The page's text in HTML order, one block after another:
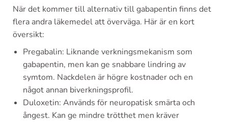
När det kommer till alternativ till gabapentin finns det
flera andra läkemedel att överväga. Här är en kort
översikt:
Pregabalin: Liknande verkningsmekanism som
gabapentin, men kan ge snabbare lindring av
symtom. Nackdelen är högre kostnader och en
något annan biverkningsprofil.
Duloxetin: Används för neuropatisk smärta och
ångest. Kan ge mindre trötthet men kräver